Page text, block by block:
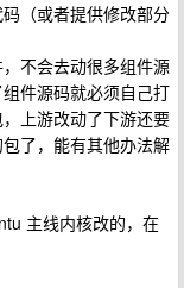
（或者提供修改部分
不会去动很多组件源
件源码就必须自己打
上游改动了下游还要
了，能有其他办法解
主线内核改的，在